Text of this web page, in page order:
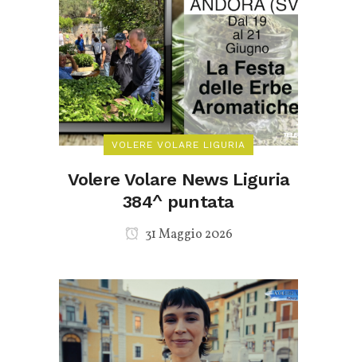
VOLERE VOLARE LIGURIA
Volere Volare News Liguria
384^ puntata
31 Maggio 2026